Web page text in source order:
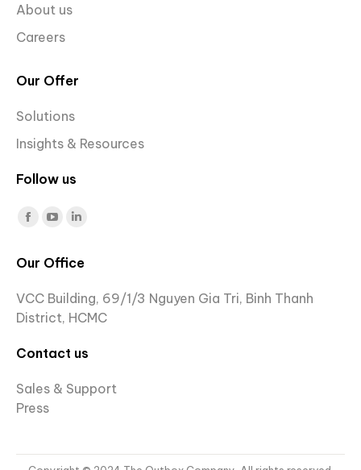
About us
Careers
Our Offer
Solutions
Insights & Resources
Follow us
Find us on:
Facebook
opens
new
YouTube
opens
new
Linkedin
opens
in
new
Our Office
VCC Building, 69/1/3 Nguyen Gia Tri, Binh Thanh
District, HCMC
Contact us
Sales & Support
Press